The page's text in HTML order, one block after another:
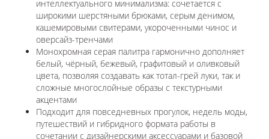
интеллектуального минимализма: сочетается с
широкими шерстяными брюками, серым денимом,
кашемировыми свитерами, укороченными чинос и
оверсайз-тренчами
Монохромная серая палитра гармонично дополняет
белый, чёрный, бежевый, графитовый и оливковый
цвета, позволяя создавать как тотал-грей луки, так и
сложные многослойные образы с текстурными
акцентами
Подходит для повседневных прогулок, недель моды,
путешествий и гибридного формата работы в
сочетании с дизайнерскими аксессуарами и базовой